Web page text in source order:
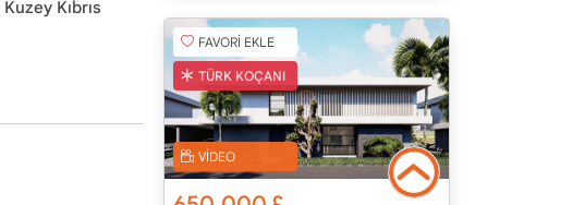
Kuzey Kıbrıs
FAVORİ EKLE
TÜRK KOÇANI
VİDEO